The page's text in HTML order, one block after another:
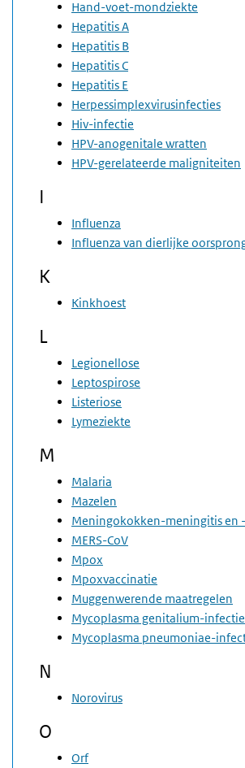
Hand-voet-mondziekte
Hepatitis A
Hepatitis B
Hepatitis C
Hepatitis E
Herpessimplexvirusinfecties
Hiv-infectie
HPV-anogenitale wratten
HPV-gerelateerde maligniteiten
I
Influenza
Influenza van dierlijke
K
Kinkhoest
L
Legionellose
Leptospirose
Listeriose
Lymeziekte
M
Malaria
Mazelen
Meningokokken-meningitis en
MERS-CoV
Mpox
Mpoxvaccinatie
Muggenwerende maatregelen
Mycoplasma genitalium-infectie
Mycoplasma pneumoniae-
N
Norovirus
O
Orf